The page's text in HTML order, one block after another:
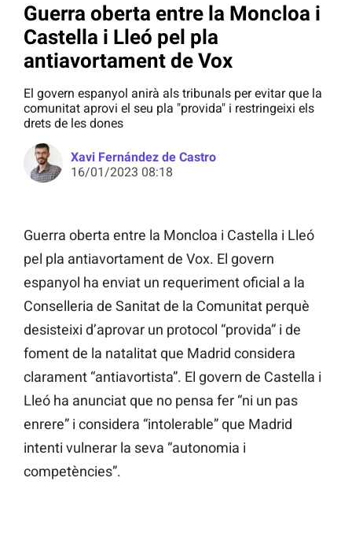
Guerra oberta entre la Moncloa i
Castella i Lleó pel pla
antiavortament de Vox
El govern espanyol anirà als tribunals per evitar que la
comunitat aprovi el seu pla "provida" i restringeixi els
drets de les dones
Xavi Fernández de Castro
16/01/2023 08:18
Guerra oberta entre la Moncloa i Castella i Lleó
pel pla antiavortament de Vox. El govern
espanyol ha enviat un requeriment oficial a la
Conselleria de Sanitat de la Comunitat perquè
desisteixi d’aprovar un protocol “provida” i de
foment de la natalitat que Madrid considera
clarament “antiavortista”. El govern de Castella i
Lleó ha anunciat que no pensa fer “ni un pas
enrere” i considera “intolerable” que Madrid
intenti vulnerar la seva “autonomia i
competències”.